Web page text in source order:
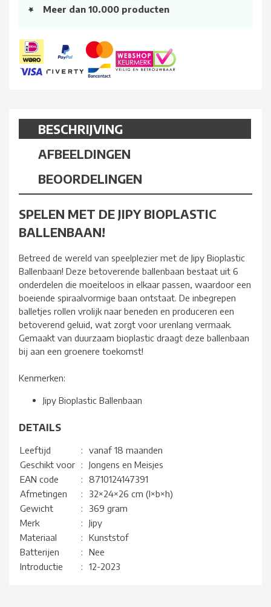
Meer dan 10.000 producten
BESCHRIJVING
AFBEELDINGEN
BEOORDELINGEN
SPELEN MET DE JIPY BIOPLASTIC
BALLENBAAN!
Betreed de wereld van speelplezier met de Jipy Bioplastic
Ballenbaan! Deze betoverende ballenbaan bestaat uit 6
onderdelen die moeiteloos in elkaar passen, waardoor een
boeiende spiraalvormige baan ontstaat. De inbegrepen
balletjes rollen vrolijk naar beneden en produceren een
betoverend geluid, wat zorgt voor urenlang vermaak.
Gemaakt van duurzaam bioplastic draagt deze ballenbaan
bij aan een groenere toekomst!
Kenmerken:
Jipy Bioplastic Ballenbaan
DETAILS
Leeftijd :
vanaf 18 maanden
Geschikt voor
:
Jongens en Meisjes
EAN code
:
8710124147391
Afmetingen
:
32×24×26 cm (l×b×h)
Gewicht
:
369 gram
Merk
:
Jipy
Materiaal
:
Kunststof
Batterijen
:
Nee
Introductie
: 12-2023